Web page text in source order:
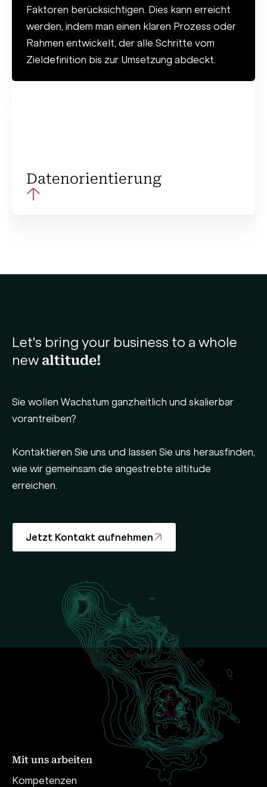
werden können.
Faktoren berücksichtigen. Dies kann erreicht
werden, indem man einen klaren Prozess oder
Rahmen entwickelt, der alle Schritte vom
Zieldefinition bis zur Umsetzung abdeckt.
Datenorientierung
werden, indem man Daten aus verschiedenen
Let's bring your business to a whole
new altitude!
Sie wollen Wachstum ganzheitlich und skalierbar
vorantreiben?
Kontaktieren Sie uns und lassen Sie uns herausfinden,
wie wir gemeinsam die angestrebte altitude
erreichen.
Jetzt Kontakt aufnehmen
Mit uns arbeiten
Kompetenzen